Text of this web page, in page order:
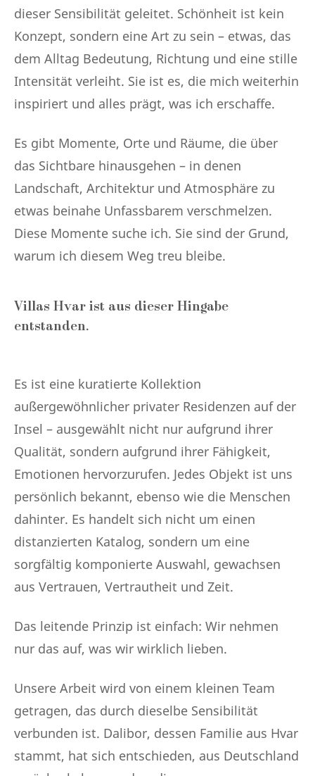
dieser Sensibilität geleitet. Schönheit ist kein
Konzept, sondern eine Art zu sein – etwas, das
dem Alltag Bedeutung, Richtung und eine stille
Intensität verleiht. Sie ist es, die mich weiterhin
inspiriert und alles prägt, was ich erschaffe.
Es gibt Momente, Orte und Räume, die über
das Sichtbare hinausgehen – in denen
Landschaft, Architektur und Atmosphäre zu
etwas beinahe Unfassbarem verschmelzen.
Diese Momente suche ich. Sie sind der Grund,
warum ich diesem Weg treu bleibe.
Villas Hvar ist aus dieser Hingabe
entstanden.
Es ist eine kuratierte Kollektion
außergewöhnlicher privater Residenzen auf der
Insel – ausgewählt nicht nur aufgrund ihrer
Qualität, sondern aufgrund ihrer Fähigkeit,
Emotionen hervorzurufen. Jedes Objekt ist uns
persönlich bekannt, ebenso wie die Menschen
dahinter. Es handelt sich nicht um einen
distanzierten Katalog, sondern um eine
sorgfältig komponierte Auswahl, gewachsen
aus Vertrauen, Vertrautheit und Zeit.
Das leitende Prinzip ist einfach: Wir nehmen
nur das auf, was wir wirklich lieben.
Unsere Arbeit wird von einem kleinen Team
getragen, das durch dieselbe Sensibilität
verbunden ist. Dalibor, dessen Familie aus Hvar
stammt, hat sich entschieden, aus Deutschland